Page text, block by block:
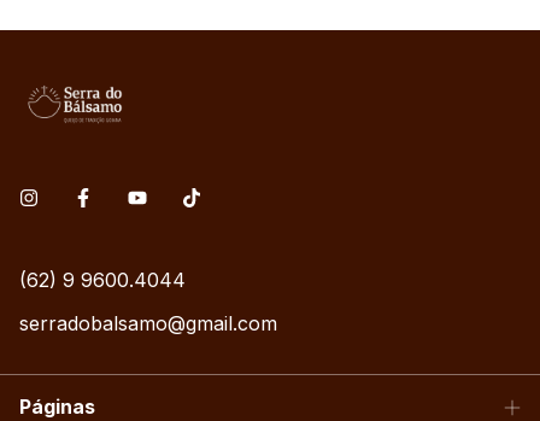
(62) 9 9600.4044
serradobalsamo@gmail.com
Páginas